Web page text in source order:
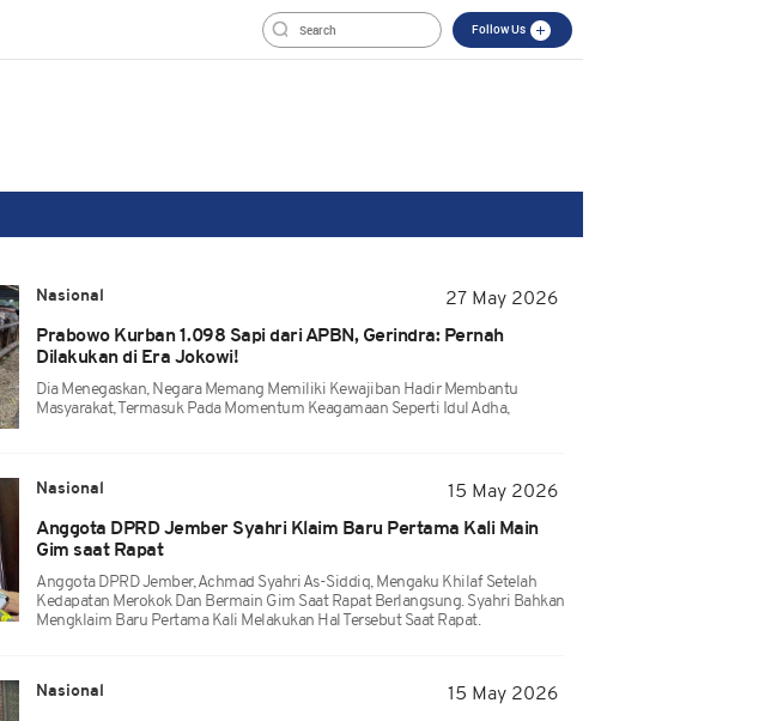
Follow Us
Nasional
27 May 2026
Prabowo Kurban 1.098 Sapi dari APBN, Gerindra: Pernah
Dilakukan di Era Jokowi!
Dia Menegaskan, Negara Memang Memiliki Kewajiban Hadir Membantu
Masyarakat, Termasuk Pada Momentum Keagamaan Seperti Idul Adha,
Nasional
15 May 2026
Anggota DPRD Jember Syahri Klaim Baru Pertama Kali Main
Gim saat Rapat
Anggota DPRD Jember, Achmad Syahri As-Siddiq, Mengaku Khilaf Setelah
Kedapatan Merokok Dan Bermain Gim Saat Rapat Berlangsung. Syahri Bahkan
Mengklaim Baru Pertama Kali Melakukan Hal Tersebut Saat Rapat.
Nasional
15 May 2026